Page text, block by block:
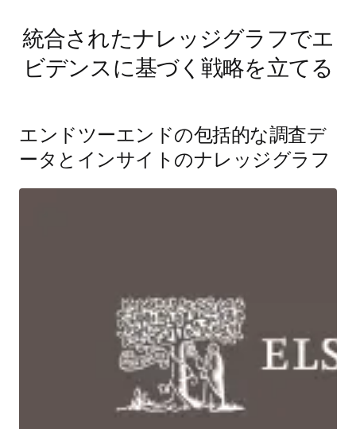
統合されたナレッジグラフでエ
ビデンスに基づく戦略を立てる
エンドツーエンドの包括的な調査デ
ータとインサイトのナレッジグラフ